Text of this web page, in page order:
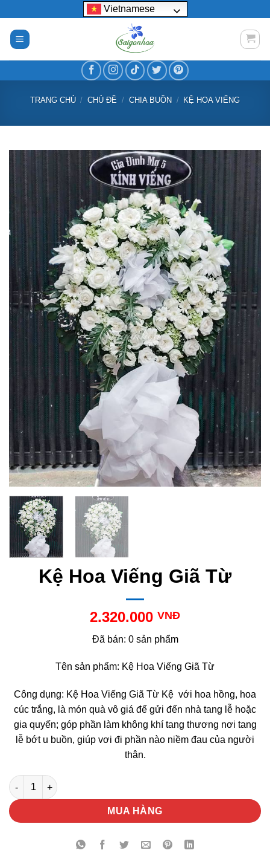
nội
dung
Vietnamese
TRANG CHỦ / CHỦ ĐỀ / CHIA BUỒN / KỆ HOA VIẾNG
Kệ Hoa Viếng Giã Từ
2.320.000 VNĐ
Đã bán: 0 sản phẩm
Tên sản phẩm: Kệ Hoa Viếng Giã Từ
Công dụng: Kệ Hoa Viếng Giã Từ Kệ với hoa hồng, hoa
cúc trắng, là món quà vô giá để gửi đến nhà tang lễ hoặc
gia quyến; góp phần làm không khí tang thương nơi tang
lễ bớt u buồn, giúp vơi đi phần nào niềm đau của người
thân.
Kệ Hoa Viếng Giã Từ số lượng
MUA HÀNG